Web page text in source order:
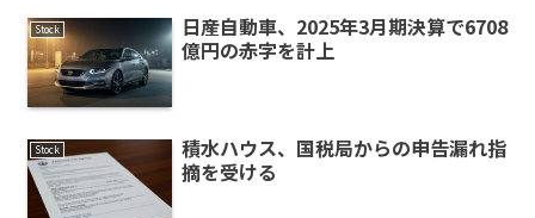
Stock
日産自動車、2025年3月期決算で6708
億円の赤字を計上
Stock
積水ハウス、国税局からの申告漏れ指
摘を受ける